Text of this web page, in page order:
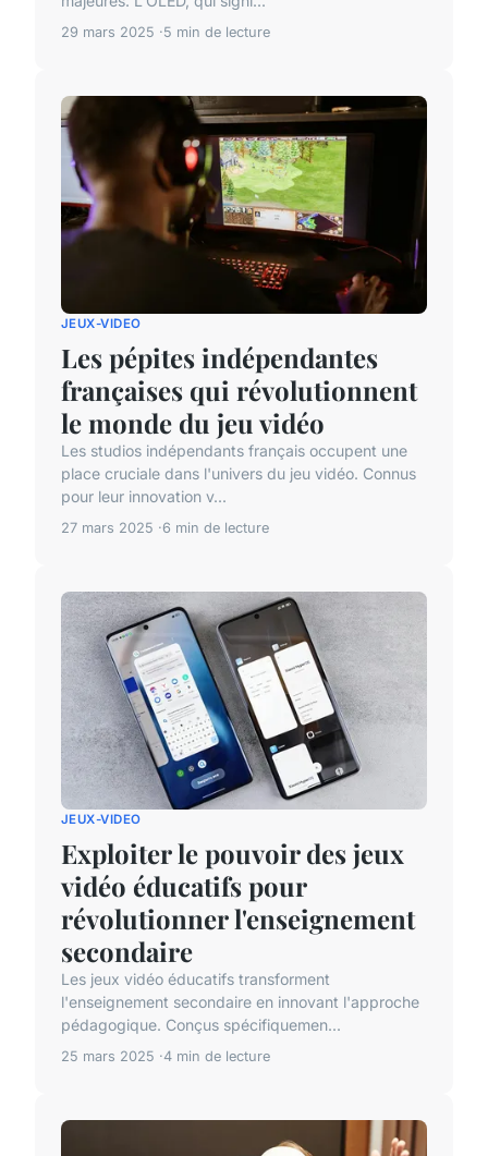
29 mars 2025 5 min de lecture
JEUX-VIDEO
Les pépites indépendantes
françaises qui révolutionnent
le monde du jeu vidéo
Les studios indépendants français occupent une
place cruciale dans l'univers du jeu vidéo. Connus
pour leur innovation v...
27 mars 2025 6 min de lecture
JEUX-VIDEO
Exploiter le pouvoir des jeux
vidéo éducatifs pour
révolutionner l'enseignement
secondaire
Les jeux vidéo éducatifs transforment
l'enseignement secondaire en innovant l'approche
pédagogique. Conçus spécifiquemen...
25 mars 2025 4 min de lecture